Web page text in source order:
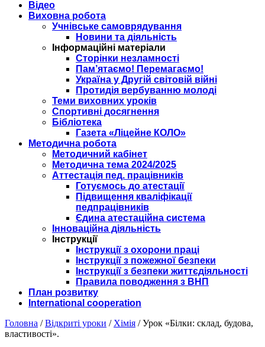
Відео
Виховна робота
Учнівське самоврядування
Новини та діяльність
Інформаційні матеріали
Сторінки незламності
Пам’ятаємо! Перемагаємо!
Україна у Другій світовій війні
Протидія вербуванню молоді
Теми виховних уроків
Спортивні досягнення
Бібліотека
Газета «Ліцейне КОЛО»
Методична робота
Методичний кабінет
Методична тема 2024/2025
Аттестація пед. працівників
Готуємось до атестації
Підвищення кваліфікації
педпрацівників
Єдина атестаційна система
Інноваційна діяльність
Інструкції
Інструкції з охорони праці
Інструкції з пожежної безпеки
Інструкції з безпеки життєдіяльності
Правила поводження з ВНП
План розвитку
International cooperation
Головна /Відкриті уроки / Хімія /Урок «Білки: склад, будова,
властивості».